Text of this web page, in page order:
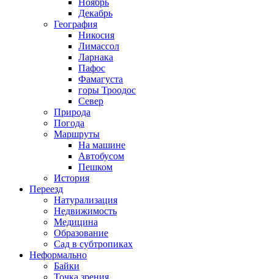
Ноябрь
Декабрь
География
Никосия
Лимассол
Ларнака
Пафос
Фамагуста
горы Троодос
Север
Природа
Погода
Маршруты
На машине
Автобусом
Пешком
История
Переезд
Натурализация
Недвижимость
Медицина
Образование
Сад в субтропиках
Неформально
Байки
Точка зрения